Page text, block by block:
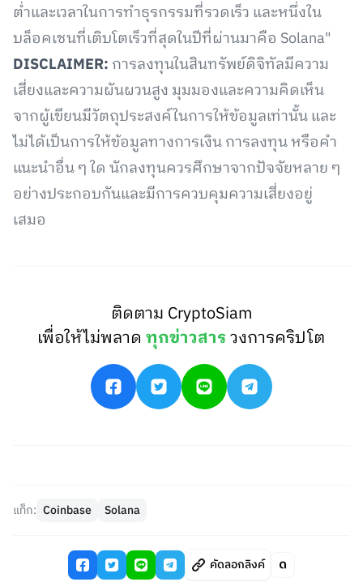
ต่ำและเวลาในการทำธุรกรรมที่รวดเร็ว และหนึ่งใน
บล็อคเชนที่เติบโตเร็วที่สุดในปีที่ผ่านมาคือ Solana"
DISCLAIMER: การลงทุนในสินทรัพย์ดิจิทัลมีความ
เสี่ยงและความผันผวนสูง มุมมองและความคิดเห็น
จากผู้เขียนมีวัตถุประสงค์ในการให้ข้อมูลเท่านั้น และ
ไม่ได้เป็นการให้ข้อมูลทางการเงิน การลงทุน หรือคำ
แนะนำอื่น ๆ ใด นักลงทุนควรศึกษาจากปัจจัยหลาย ๆ
อย่างประกอบกันและมีการควบคุมความเสี่ยงอยู่
เสมอ
ติดตาม CryptoSiam
เพื่อให้ไม่พลาดทุกข่าวสารวงการคริปโต
แท็ก: Coinbase Solana
คัดลอกลิงค์